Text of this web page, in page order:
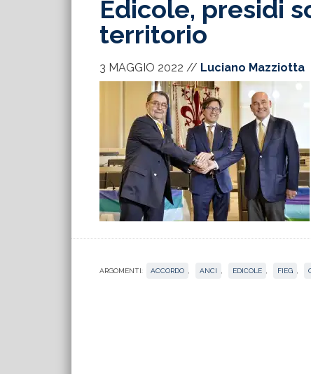
Edicole, presidi
territorio
3 MAGGIO 2022 // Luciano Mazziotta
ARGOMENTI: ACCORDO ANCI EDICOLE FIEG